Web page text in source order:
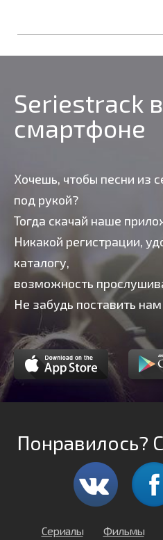
Seriestrack
смартфоне
Хочешь, чтобы песни из
под рукой?
Тогда скачай наше
Никакой регистрации,
каталогу,
возможность
Не забудь поставить
Понравилось?
Сериалы Фильмы